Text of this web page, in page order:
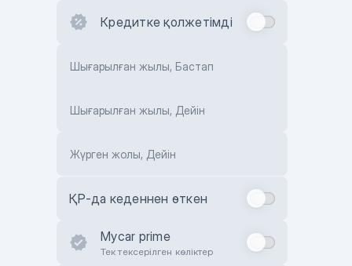
Кредитке қолжетімді
Шығарылған жылы, Бастап
Шығарылған жылы, Дейін
Жүрген жолы, Дейін
ҚР-да кеденнен өткен
Mycar prime
Тек тексерілген көліктер